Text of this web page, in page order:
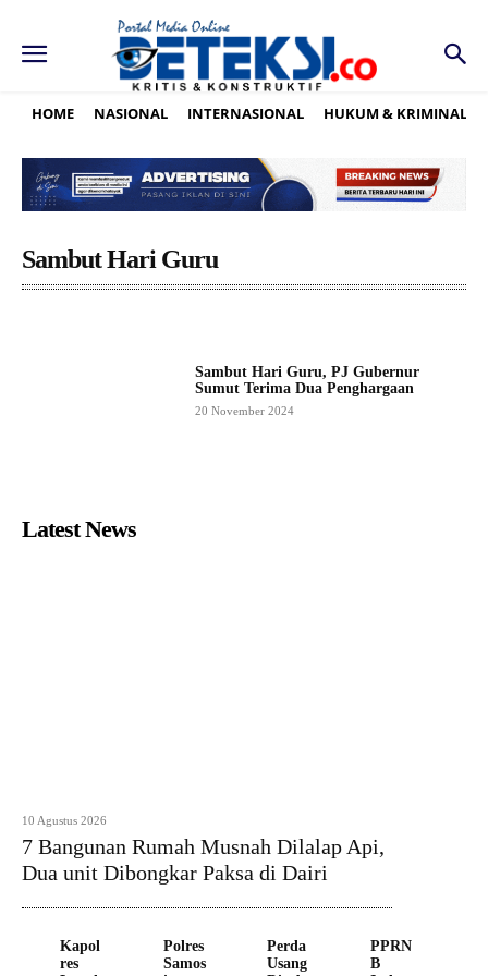
HOME NASIONAL INTERNASIONAL HUKUM & KRIMINAL
Sambut Hari Guru
Sambut Hari Guru, PJ Gubernur
Sumut Terima Dua Penghargaan
20 November 2024
Latest News
10 Agustus 2026
7 Bangunan Rumah Musnah Dilalap Api,
Dua unit Dibongkar Paksa di Dairi
Kapol
res
Polres
Samos
Perda
Usang
PPRN
B